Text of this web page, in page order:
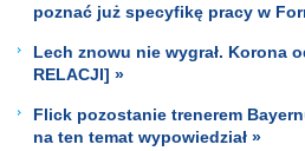
poznać już specyfikę pracy w
Lech znowu nie wygrał. Korona
RELACJI] »
Flick pozostanie trenerem
na ten temat wypowiedział »